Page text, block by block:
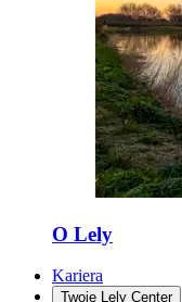
O Lely
Kariera
Twoje Lely Center